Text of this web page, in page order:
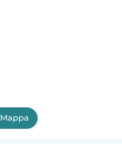
Mappa